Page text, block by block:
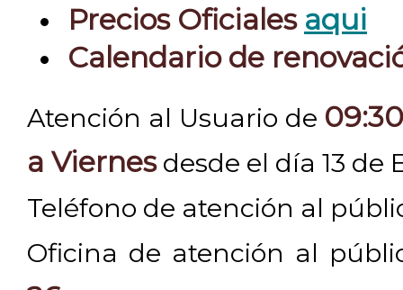
Precios Oficiales aqui
Calendario de
Atención al Usuario de
a Viernesdesde el día 13 de
Teléfono de atención al
Oficina de atención al